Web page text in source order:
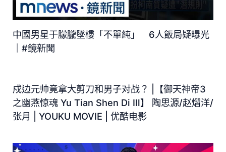
中國男星于朦朧墜樓「不單純」 6人飯局疑曝光
｜#鏡新聞
戍边元帅竟拿大剪刀和男子对战？ |【御天神帝3
之幽燕惊魂 Yu Tian Shen Di Ⅲ】 陶思源/赵熠洋/
张月 | YOUKU MOVIE | 优酷电影